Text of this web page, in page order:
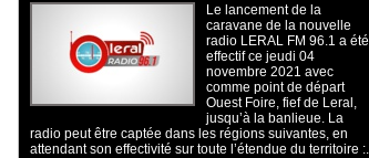
Le lancement de la
caravane de la nouvelle
radio LERAL FM 96.1 a été
effectif ce jeudi 04
novembre 2021 avec
comme point de départ
Ouest Foire, fief de Leral,
jusqu’à la banlieue. La
radio peut être captée dans les régions suivantes, en
attendant son effectivité sur toute l’étendue du territoire :...